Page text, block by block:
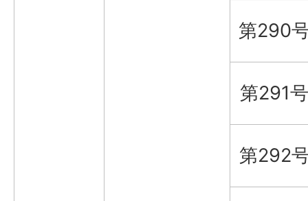
第290
第291号
第292